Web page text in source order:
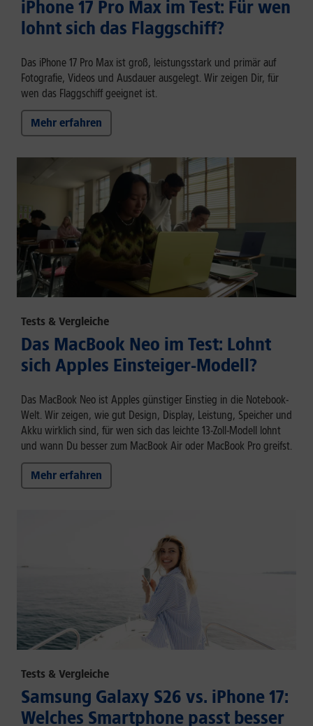
iPhone 17 Pro Max im Test: Für wen
lohnt sich das Flaggschiff?
Das iPhone 17 Pro Max ist groß, leistungsstark und primär auf
Fotografie, Videos und Ausdauer ausgelegt. Wir zeigen Dir, für
wen das Flaggschiff geeignet ist.
Mehr erfahren
Tests & Vergleiche
Das MacBook Neo im Test: Lohnt
sich Apples Einsteiger-Modell?
Das MacBook Neo ist Apples günstiger Einstieg in die Notebook-
Welt. Wir zeigen, wie gut Design, Display, Leistung, Speicher und
Akku wirklich sind, für wen sich das leichte 13-Zoll-Modell lohnt
und wann Du besser zum MacBook Air oder MacBook Pro greifst.
Mehr erfahren
Tests & Vergleiche
Samsung Galaxy S26 vs. iPhone 17:
Welches Smartphone passt besser